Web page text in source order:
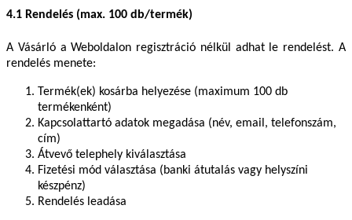
4.1 Rendelés (max. 100 db/termék)
A Vásárló a Weboldalon regisztráció nélkül adhat le rendelést. A
rendelés menete:
Termék(ek) kosárba helyezése (maximum 100 db
termékenként)
Kapcsolattartó adatok megadása (név, email, telefonszám,
cím)
Átvevő telephely kiválasztása
Fizetési mód választása (banki átutalás vagy helyszíni
készpénz)
Rendelés leadása